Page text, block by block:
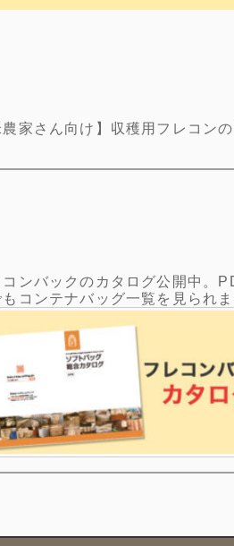
農家さん向け】収穫用フレコン
コンバックのカタログ公開中。
コンテナバッグ一覧を見られ